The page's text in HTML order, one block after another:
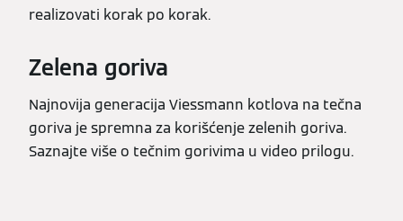
realizovati korak po korak.
Zelena goriva
Najnovija generacija Viessmann kotlova na tečna
goriva je spremna za korišćenje zelenih goriva.
Saznajte više o tečnim gorivima u video prilogu.